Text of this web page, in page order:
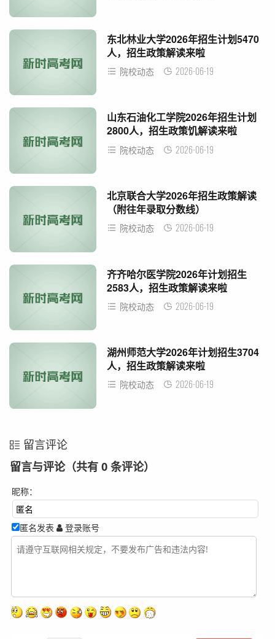
东北林业大学2026年招生计划5470
人，招生政策解读来啦
院校动态 2026-06-19
山东石油化工学院2026年招生计划
2800人，招生政策饥解读来啦
院校动态 2026-06-19
北京联合大学2026年招生政策解读
（附往年录取分数线）
院校动态 2026-06-19
齐齐哈尔医学院2026年计划招生
2583人，招生政策解读来啦
院校动态 2026-06-19
湖州师范大学2026年计划招生3704
人，招生政策解读来啦
院校动态 2026-06-19
留言评论
留言与评论（共有 0 条评论）
昵称：
匿名发表 登录账号